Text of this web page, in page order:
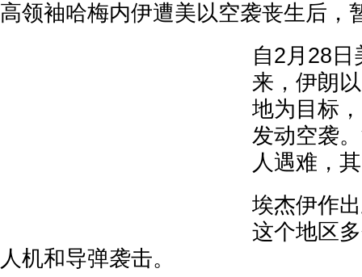
高领袖哈梅内伊遭美以空袭丧生后，
自2月28日
来，伊朗
地为目标
发动空袭
人遇难，
埃杰伊作
这个地区
人机和导弹袭击。